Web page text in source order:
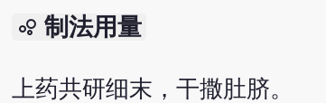
bubble_chart 制法用量
上药共研细末，干撒肚脐。